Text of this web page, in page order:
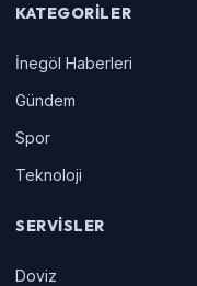
KATEGORILER
İnegöl Haberleri
Gündem
Spor
Teknoloji
SERVISLER
Doviz